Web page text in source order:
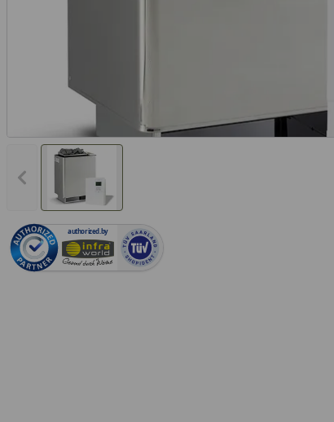
Vorheriges Bild anzeigen
authorized.by